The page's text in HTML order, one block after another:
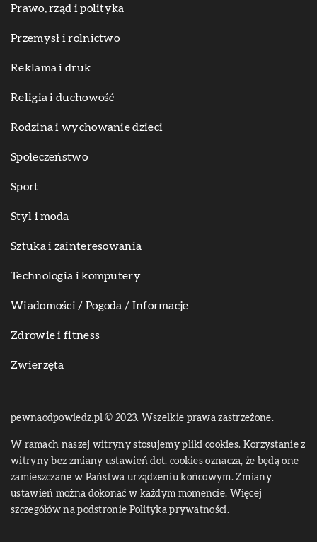
Prawo, rząd i polityka
Przemysł i rolnictwo
Reklama i druk
Religia i duchowość
Rodzina i wychowanie dzieci
Społeczeństwo
Sport
Styl i moda
Sztuka i zainteresowania
Technologia i komputery
Wiadomości / Pogoda / Informacje
Zdrowie i fitness
Zwierzęta
pewnaodpowiedz.pl © 2023. Wszelkie prawa zastrzeżone.
W ramach naszej witryny stosujemy pliki cookies. Korzystanie z
witryny bez zmiany ustawień dot. cookies oznacza, że będą one
zamieszczane w Państwa urządzeniu końcowym. Zmiany
ustawień można dokonać w każdym momencie. Więcej
szczegółów na podstronie Polityka prywatności.